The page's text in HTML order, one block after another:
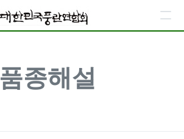
품종해설